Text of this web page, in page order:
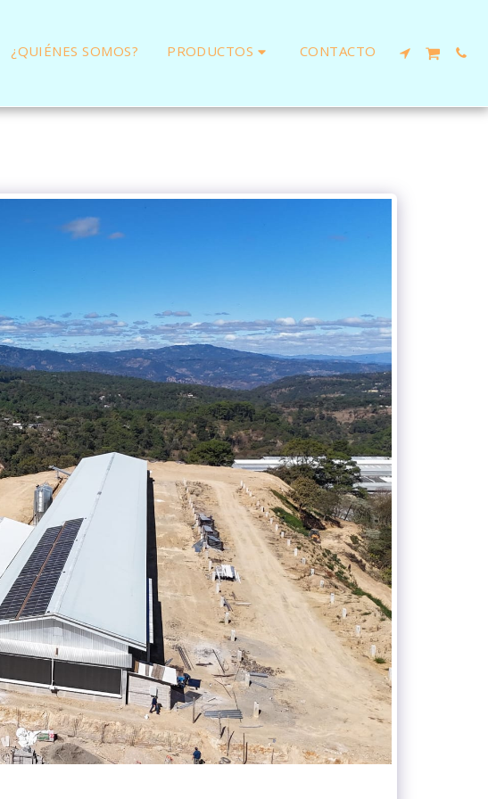
¿QUIÉNES SOMOS? PRODUCTOS CONTACTO